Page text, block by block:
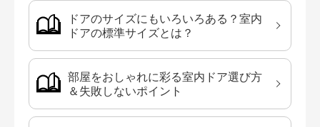
ドアのサイズにもいろいろある？室内
ドアの標準サイズとは？
部屋をおしゃれに彩る室内ドア選び方
＆失敗しないポイント